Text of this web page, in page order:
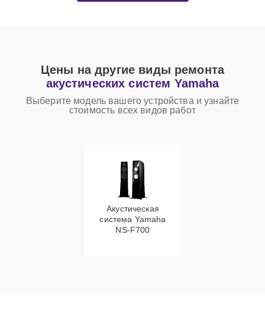
Цены на другие виды ремонта
акустических систем Yamaha
Выберите модель вашего устройства и узнайте
стоимость всех видов работ
Акустическая
система Yamaha
NS-F700